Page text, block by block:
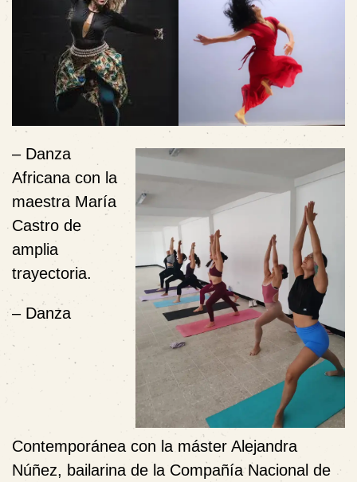
– Danza
Africana con la
maestra María
Castro de
amplia
trayectoria.
– Danza
Contemporánea con la máster Alejandra
Núñez, bailarina de la Compañía Nacional de